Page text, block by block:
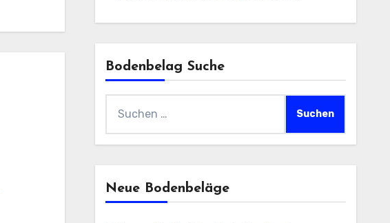
Bodenbelag Suche
nach:
Neue Bodenbeläge